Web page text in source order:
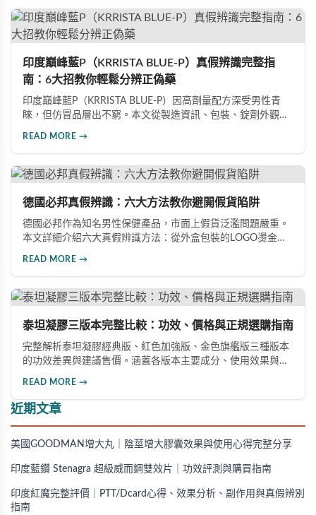
印度巔峰藍P（KRRISTA BLUE-P）真假辨識完整指
南：6大招教你輕鬆分辨正偽藥
印度巔峰藍P（KRRISTA BLUE-P）因高劑量配方深受男性青
睞，但仿冒品層出不窮。本文從製造資訊、包裝、錠劑外觀、
READ MORE →
德國必邦真假辨識：六大方法教你避開假貨陷阱
德國必邦作為知名男性保健產品，市面上假貨泛濫問題嚴重。
本文詳細介紹六大真假辨識方法：從外盒包裝的LOGO燙金工
產品。
READ MORE →
泰坦凝膠三版本完整比較：功效、價格與正規選購指南
完整解析泰坦凝膠經典版、紅色加強版、金色旗艦版三種版本
的功效差異與建議售價。涵蓋各版本主要成分、使用效果與適
READ MORE →
近期文章
美國GOODMAN增大丸｜陰莖增大膠囊效果與使用心得完整分享
印度藍鑽 Stenagra 超級威而鋼雙效片｜功效評測與購買指南
印度紅魔完整評價｜PTT/Dcard心得、效果分析、副作用與真假辨別
指南